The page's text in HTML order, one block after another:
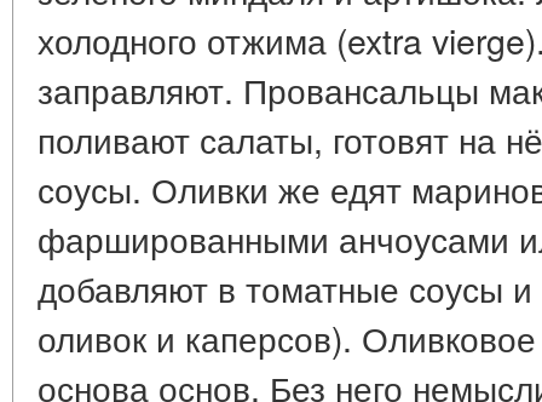
холодного отжима (extra
заправляют. Провансальцы
поливают салаты, готовят на
соусы. Оливки же едят
фаршированными анчоусами
добавляют в томатные соусы
оливок и каперсов).
основа основ. Без него